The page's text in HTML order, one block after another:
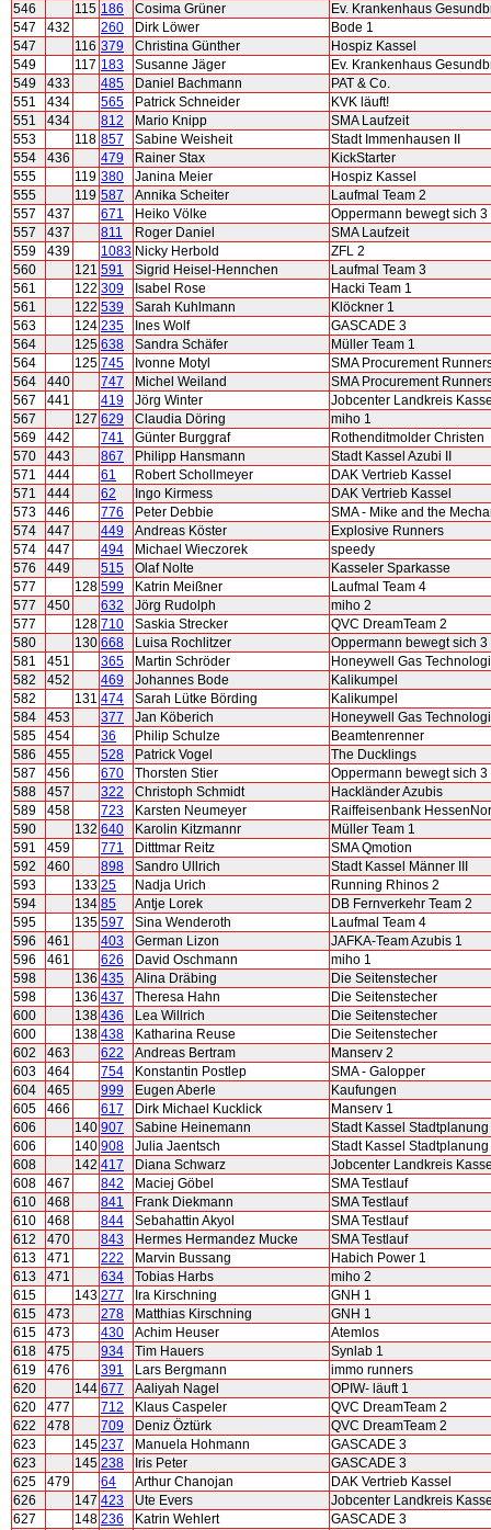
546
115 186 Cosima Grüner
Ev. Krankenhaus
547
432 260 Dirk Löwer
Bode 1
547
116 379 Christina Günther
Hospiz Kassel
549
117 183 Susanne Jäger
Ev. Krankenhaus
549
433 485 Daniel Bachmann
PAT & Co.
551
434 565 Patrick Schneider
KVK läuft!
551
434 812 Mario Knipp
SMA Laufzeit
553
118 857 Sabine Weisheit
Stadt Immenhausen II
554
436 479 Rainer Stax
KickStarter
555
119 380 Janina Meier
Hospiz Kassel
555
119 587 Annika Scheiter
Laufmal Team 2
557
437 671 Heiko Völke
Oppermann bewegt sich 3
557
437 811 Roger Daniel
SMA Laufzeit
559
439 1083 Nicky Herbold
ZFL 2
560
121 591 Sigrid Heisel-Hennchen
Laufmal Team 3
561
122 309 Isabel Rose
Hacki Team 1
561
122 539 Sarah Kuhlmann
Klöckner 1
563
124 235 Ines Wolf
GASCADE 3
564
125 638 Sandra Schäfer
Müller Team 1
564
125 745 Ivonne Motyl
SMA Procurement
564
440 747 Michel Weiland
SMA Procurement
567
441 419 Jörg Winter
Jobcenter Landkreis
567
127 629 Claudia Döring
miho 1
569
442 741 Günter Burggraf
Rothenditmolder Christen
570
443 867 Philipp Hansmann
Stadt Kassel Azubi II
571
444 61 Robert Schollmeyer
DAK Vertrieb Kassel
571
444 62 Ingo Kirmess
DAK Vertrieb Kassel
573
446 776 Peter Debbie
SMA - Mike and the
574
447 449 Andreas Köster
Explosive Runners
574
447 494 Michael Wieczorek
speedy
576
449 515 Olaf Nolte
Kasseler Sparkasse
577
128 599 Katrin Meißner
Laufmal Team 4
577
450 632 Jörg Rudolph
miho 2
577
128 710 Saskia Strecker
QVC DreamTeam 2
580
130 668 Luisa Rochlitzer
Oppermann bewegt sich 3
581
451 365 Martin Schröder
Honeywell Gas
582
452 469 Johannes Bode
Kalikumpel
582
131 474 Sarah Lütke Börding
Kalikumpel
584
453 377 Jan Köberich
Honeywell Gas
585
454 36 Philip Schulze
Beamtenrenner
586
455 528 Patrick Vogel
The Ducklings
587
456 670 Thorsten Stier
Oppermann bewegt sich 3
588
457 322 Christoph Schmidt
Hackländer Azubis
589
458 723 Karsten Neumeyer
Raiffeisenbank
590
132 640 Karolin Kitzmannr
Müller Team 1
591
459 771 Ditttmar Reitz
SMA Qmotion
592
460 898 Sandro Ullrich
Stadt Kassel Männer III
593
133 25 Nadja Urich
Running Rhinos 2
594
134 85 Antje Lorek
DB Fernverkehr Team 2
595
135 597 Sina Wenderoth
Laufmal Team 4
596
461 403 German Lizon
JAFKA-Team Azubis 1
596
461 626 David Oschmann
miho 1
598
136 435 Alina Dräbing
Die Seitenstecher
598
136 437 Theresa Hahn
Die Seitenstecher
600
138 436 Lea Willrich
Die Seitenstecher
600
138 438 Katharina Reuse
Die Seitenstecher
602
463 622 Andreas Bertram
Manserv 2
603
464 754 Konstantin Postlep
SMA - Galopper
604
465 999 Eugen Aberle
Kaufungen
605
466 617 Dirk Michael Kucklick
Manserv 1
606
140 907 Sabine Heinemann
Stadt Kassel Stadtplanung
606
140 908 Julia Jaentsch
Stadt Kassel Stadtplanung
608
142 417 Diana Schwarz
Jobcenter Landkreis
608
467 842 Maciej Göbel
SMA Testlauf
610
468 841 Frank Diekmann
SMA Testlauf
610
468 844 Sebahattin Akyol
SMA Testlauf
612
470 843 Hermes Hermandez Mucke
SMA Testlauf
613
471 222 Marvin Bussang
Habich Power 1
613
471 634 Tobias Harbs
miho 2
615
143 277 Ira Kirschning
GNH 1
615
473 278 Matthias Kirschning
GNH 1
615
473 430 Achim Heuser
Atemlos
618
475 934 Tim Hauers
Synlab 1
619
476 391 Lars Bergmann
immo runners
620
144 677 Aaliyah Nagel
OPIW- läuft 1
620
477 712 Klaus Caspeler
QVC DreamTeam 2
622
478 709 Deniz Öztürk
QVC DreamTeam 2
623
145 237 Manuela Hohmann
GASCADE 3
623
145 238 Iris Peter
GASCADE 3
625
479 64 Arthur Chanojan
DAK Vertrieb Kassel
626
147 423 Ute Evers
Jobcenter Landkreis
627
148 236 Katrin Wehlert GASCADE 3